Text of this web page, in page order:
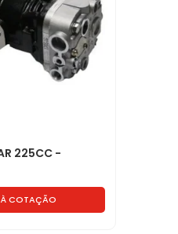
225CC -
COTAÇÃO